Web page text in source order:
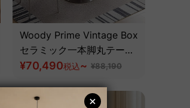
Woody Prime Vintage Box
セラミック一本脚丸テーブ
ル【高級天然ツゲ材】
¥70,490税込~ ¥88,190
20％OFF